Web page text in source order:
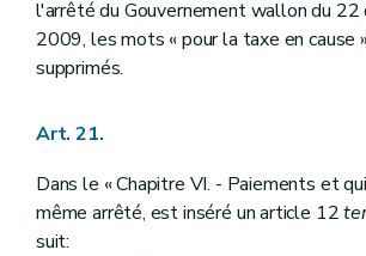
l'arrêté du Gouvernement wallon du 22
2009, les mots « pour la taxe en cause
supprimés.
Art. 21.
Dans le « Chapitre VI. - Paiements et
même arrêté, est inséré un article 12
suit: